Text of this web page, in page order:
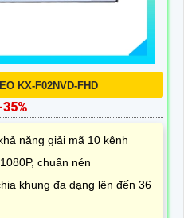
KX-F02NVD-FHD
năng giải mã 10 kênh
chuẩn nén
khung đa dạng lên đến 36